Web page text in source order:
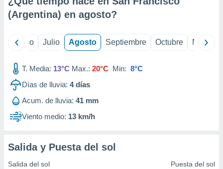
e
publicidad
publicidad
de
(Argentina) en agosto?
Junio Julio Agosto Septiembre Octubre
T. Media: 13°C Max.: 20°C Min: 8°C
Días de lluvia: 4días
Acum. de lluvia: 41 mm
Viento medio: 13 km/h
Salida y Puesta del sol
Salida del sol Puesta del sol